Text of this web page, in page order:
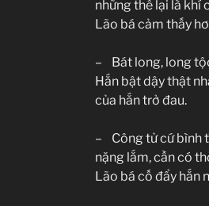
những thế lại là khí
Lão bá cảm thấy
– Bát long, long
Hắn bật dậy thật
của hắn trở đau.
– Công tử cứ bình
nặng lắm, cần có
Lão bá cố đẩy hắn